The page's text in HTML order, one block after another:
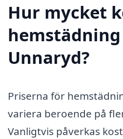
Hur mycket
Unnaryd?
Priserna för
variera beroende på
Vanligtvis påverkas